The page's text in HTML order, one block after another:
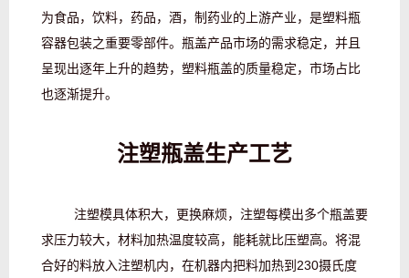
为食品，饮料，药品，酒，制药业的上游产业，是塑料瓶
容器包装之重要零部件。瓶盖产品市场的需求稳定，并且
呈现出逐年上升的趋势，塑料瓶盖的质量稳定，市场占比
也逐渐提升。
注塑瓶盖生产工艺
注塑模具体积大，更换麻烦，注塑每模出多个瓶盖要
求压力较大，材料加热温度较高，能耗就比压塑高。将混
合好的料放入注塑机内，在机器内把料加热到230摄氏度